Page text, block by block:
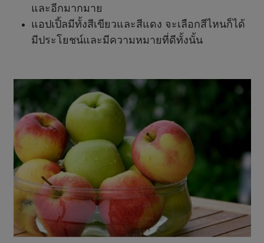
และอีกมากมาย
แอปเปิ้ลมีทั้งสีเขียวและสีแดง จะเลือกสีไหนก็ได้
มีประโยชน์และมีความหมายที่ดีทั้งนั้น